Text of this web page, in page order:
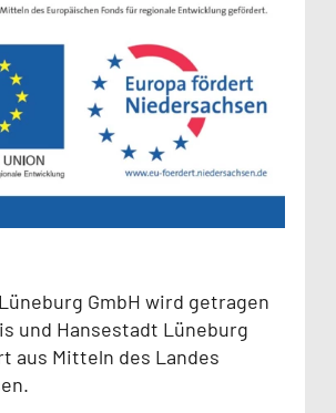
GmbH wird getragen
und Hansestadt Lüneburg
aus Mitteln des Landes